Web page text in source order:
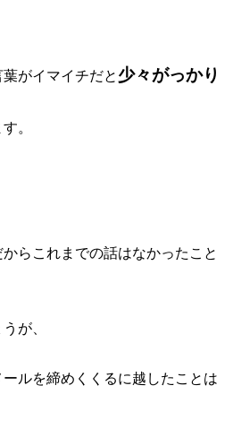
がイマイチだと 少々がっかり
。
らこれまでの話はなかったこと
が、
ルを締めくくるに越したことは